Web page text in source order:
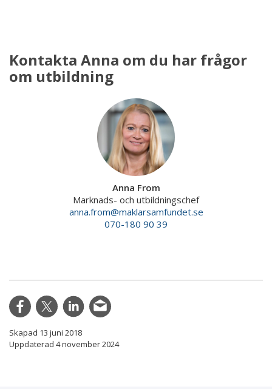
Kontakta Anna om du har frågor
om utbildning
Anna From
Marknads- och utbildningschef
anna.from@maklarsamfundet.se
070-180 90 39
Skapad 13 juni 2018
Uppdaterad 4 november 2024